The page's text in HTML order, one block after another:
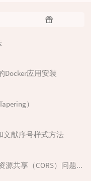
R
m
l
Docker应用安装
）
文献序号样式方法
前端调用DRI后端API出现跨域资源共享（CORS）问题解决办法